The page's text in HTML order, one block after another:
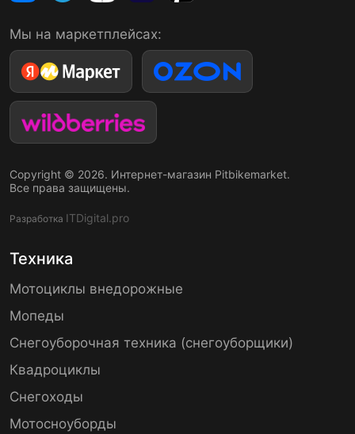
Мы на маркетплейсах:
Copyright © 2026. Интернет-магазин Pitbikemarket.
Все права защищены.
Разработка ITDigital.pro
Техника
Мотоциклы внедорожные
Мопеды
Снегоуборочная техника (снегоуборщики)
Квадроциклы
Снегоходы
Мотосноуборды